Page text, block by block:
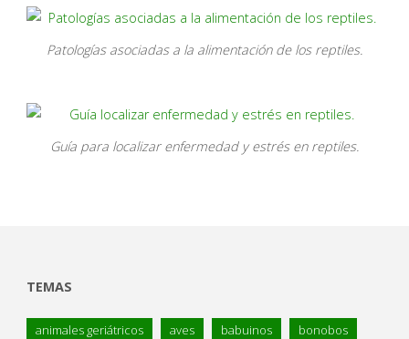
Patologías asociadas a la alimentación de los reptiles.
Guía para localizar enfermedad y estrés en reptiles.
TEMAS
animales geriátricos aves babuinos bonobos